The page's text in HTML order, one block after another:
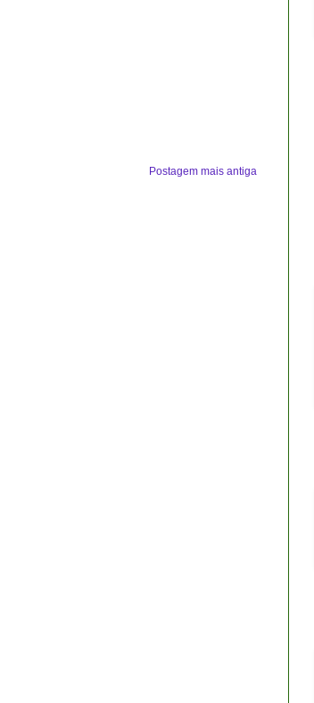
Postagem mais antiga